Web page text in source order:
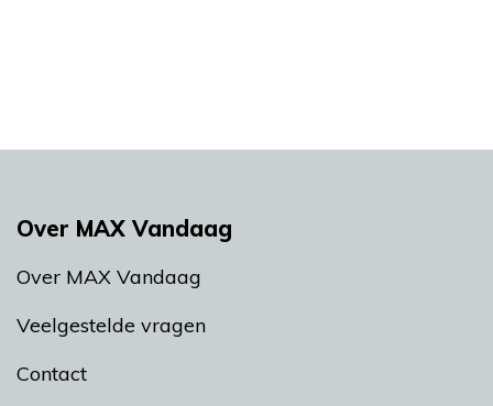
Over MAX Vandaag
Over MAX Vandaag
Veelgestelde vragen
Contact